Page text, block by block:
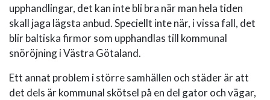
upphandlingar, det kan inte bli bra när man hela tiden
skall jaga lägsta anbud. Speciellt inte när, i vissa fall, det
blir baltiska firmor som upphandlas till kommunal
snöröjning i Västra Götaland.
Ett annat problem i större samhällen och städer är att
det dels är kommunal skötsel på en del gator och vägar,